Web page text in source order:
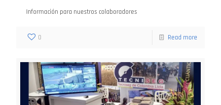
Información para nuestros colaboradores
0 Read more